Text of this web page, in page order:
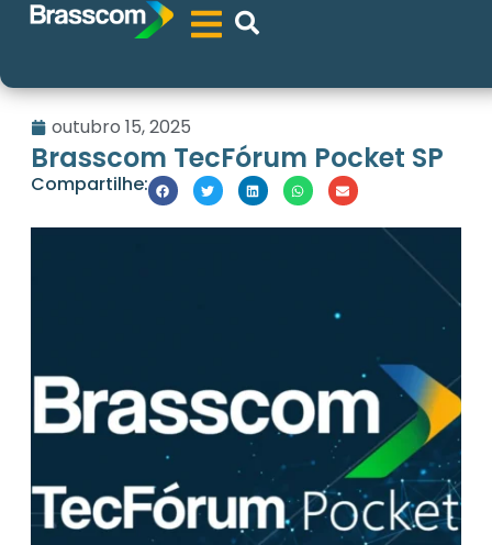
outubro 15, 2025
Brasscom TecFórum Pocket SP
Compartilhe: